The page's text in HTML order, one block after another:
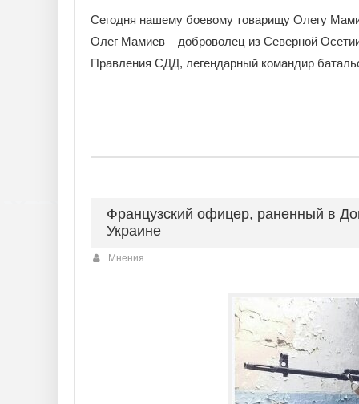
Сегодня нашему боевому товарищу Олегу
Олег Мамиев – доброволец из Северной
Правления СДД, легендарный командир
Французский офицер, раненный в
Украине
Мнения